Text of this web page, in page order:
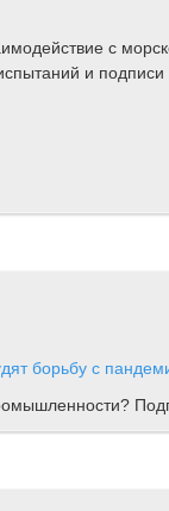
с
и подписи
борьбу с